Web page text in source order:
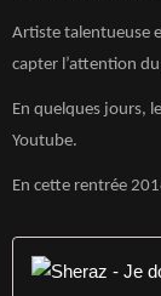
Artiste talentueuse
capter l’attention
En quelques jours,
Youtube.
En cette rentrée